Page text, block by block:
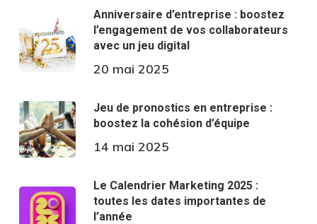
Anniversaire d’entreprise : boostez
l’engagement de vos collaborateurs
avec un jeu digital
20 mai 2025
Jeu de pronostics en entreprise :
boostez la cohésion d’équipe
14 mai 2025
Le Calendrier Marketing 2025 :
toutes les dates importantes de
l’année